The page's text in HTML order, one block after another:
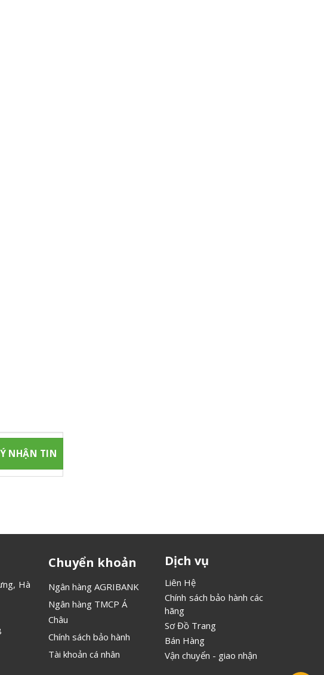
Hà
Chuyển khoản
Ngân hàng AGRIBANK
Ngân hàng TMCP Á
Châu
Chính sách bảo hành
Tài khoản cá nhân
Dịch vụ
Liên Hệ
Chính sách bảo hành các
hãng
Sơ Đồ Trang
Bán Hàng
Vận chuyển - giao nhận